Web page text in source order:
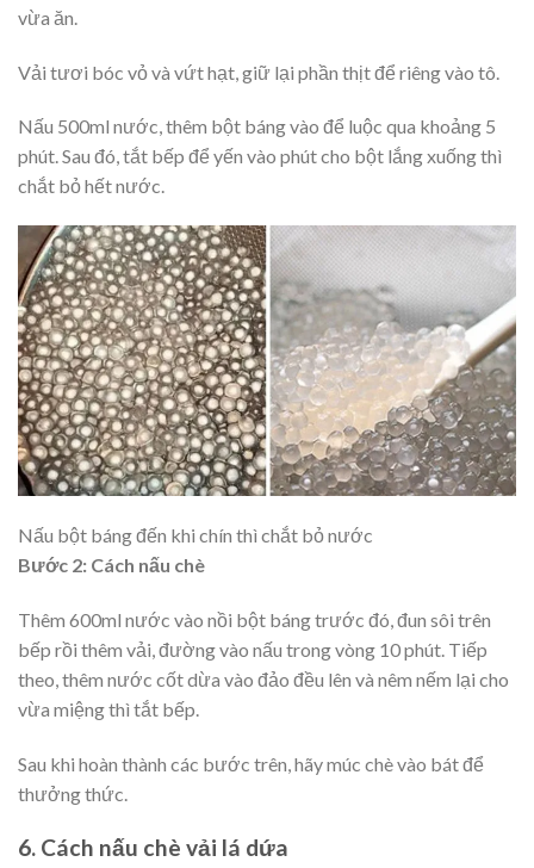
vừa ăn.
Vải tươi bóc vỏ và vứt hạt, giữ lại phần thịt để riêng vào tô.
Nấu 500ml nước, thêm bột báng vào để luộc qua khoảng 5
phút. Sau đó, tắt bếp để yến vào phút cho bột lắng xuống thì
chắt bỏ hết nước.
Nấu bột báng đến khi chín thì chắt bỏ nước
Bước 2: Cách nấu chè
Thêm 600ml nước vào nồi bột báng trước đó, đun sôi trên
bếp rồi thêm vải, đường vào nấu trong vòng 10 phút. Tiếp
theo, thêm nước cốt dừa vào đảo đều lên và nêm nếm lại cho
vừa miệng thì tắt bếp.
Sau khi hoàn thành các bước trên, hãy múc chè vào bát để
thưởng thức.
6. Cách nấu chè vải lá dứa